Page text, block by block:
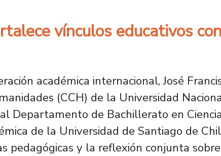
vínculos educativos
académica internacional, José
(CCH) de la Universidad
Departamento de Bachillerato en
de la Universidad de Santiago de
pedagógicas y la reflexión conjunta